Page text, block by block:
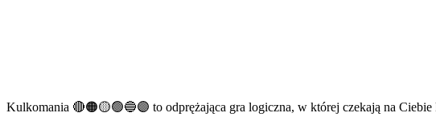
Kulkomania 🔴🟠🟡🟢🔵🟣 to odprężająca gra logiczna, w której czekają na